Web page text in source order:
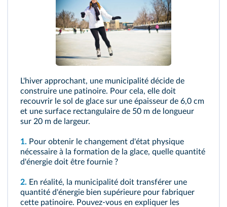
: Pratiquer le calcul littéral et le calcul
numérique : puissances de 10
L'hiver approchant, une municipalité décide de
construire une patinoire. Pour cela, elle doit
recouvrir le sol de glace sur une épaisseur de 6,0 cm
et une surface rectangulaire de 50 m de longueur
sur 20 m de largeur.
1. Pour obtenir le changement d'état physique
nécessaire à la formation de la glace, quelle quantité
d'énergie doit être fournie ?
2. En réalité, la municipalité doit transférer une
quantité d'énergie bien supérieure pour fabriquer
cette patinoire. Pouvez-vous en expliquer les